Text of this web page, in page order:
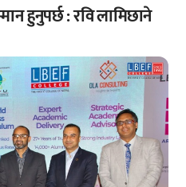
हुनुपर्छ : रवि लामिछाने